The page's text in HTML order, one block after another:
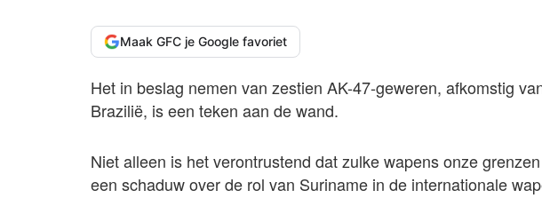
Maak GFC je Google favoriet
Het in beslag nemen van zestien AK-47-geweren, afkomstig
Brazilië, is een teken aan de wand.
Niet alleen is het verontrustend dat zulke wapens onze
een schaduw over de rol van Suriname in de internationale